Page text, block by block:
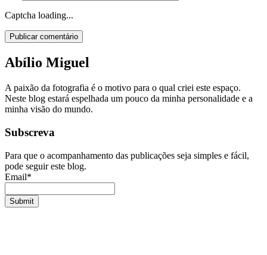
Captcha loading...
Abílio Miguel
A paixão da fotografia é o motivo para o qual criei este espaço.
Neste blog estará espelhada um pouco da minha personalidade e a
minha visão do mundo.
Subscreva
Para que o acompanhamento das publicações seja simples e fácil,
pode seguir este blog.
Email*